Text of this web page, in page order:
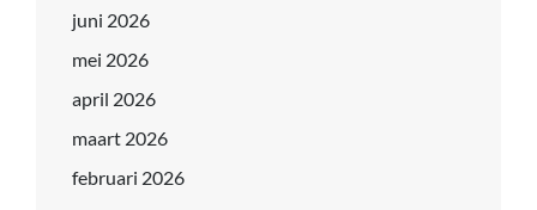
juni 2026
mei 2026
april 2026
maart 2026
februari 2026